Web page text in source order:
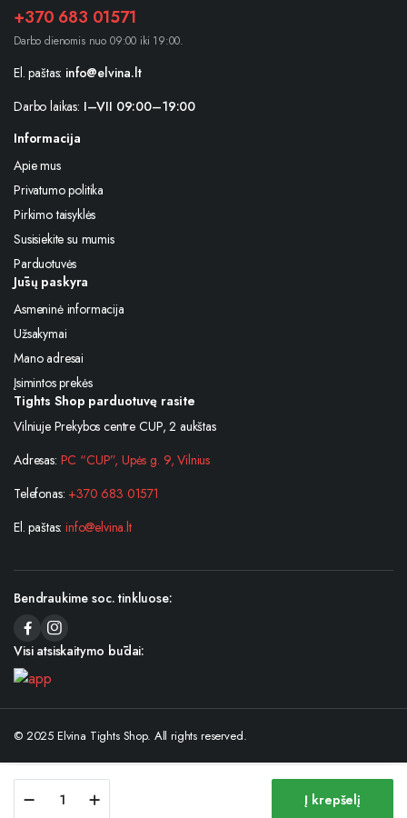
pėdkelnės
Į krepšelį
+370 683 01571
Darbo dienomis nuo 09:00 iki 19:00.
El. paštas: info@elvina.lt
Darbo laikas: I–VII 09:00–19:00
Informacija
Apie mus
Privatumo politika
Pirkimo taisyklės
Susisiekite su mumis
Parduotuvės
Jūsų paskyra
Asmeninė informacija
Užsakymai
Mano adresai
Įsimintos prekės
Tights Shop parduotuvę rasite
Vilniuje Prekybos centre CUP, 2 aukštas
Adresas: PC “CUP”, Upės g. 9, Vilnius
Telefonas: +370 683 01571
El. paštas:info@elvina.lt
Bendraukime soc. tinkluose:
Visi atsiskaitymo būdai:
© 2025 Elvina Tights Shop. All rights reserved.